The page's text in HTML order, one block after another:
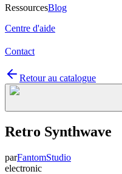
RessourcesBlog
Centre d'aide
Contact
Retour au catalogue
Retro Synthwave
parFantomStudio
electronic